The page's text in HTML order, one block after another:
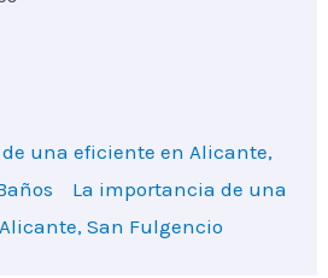
una eficiente en Alicante,
La importancia de una
San Fulgencio